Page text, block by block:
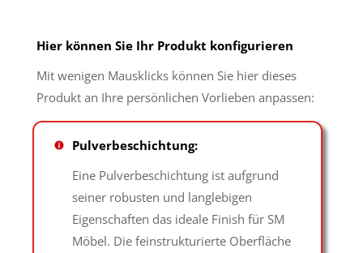
Hier können Sie Ihr Produkt konfigurieren
Mit wenigen Mausklicks können Sie hier dieses
Produkt an Ihre persönlichen Vorlieben anpassen:
Pulverbeschichtung:
Eine Pulverbeschichtung ist aufgrund
seiner robusten und langlebigen
Eigenschaften das ideale Finish für SM
Möbel. Die feinstrukturierte Oberfläche